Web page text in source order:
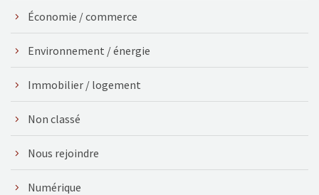
Économie / commerce
Environnement / énergie
Immobilier / logement
Non classé
Nous rejoindre
Numérique